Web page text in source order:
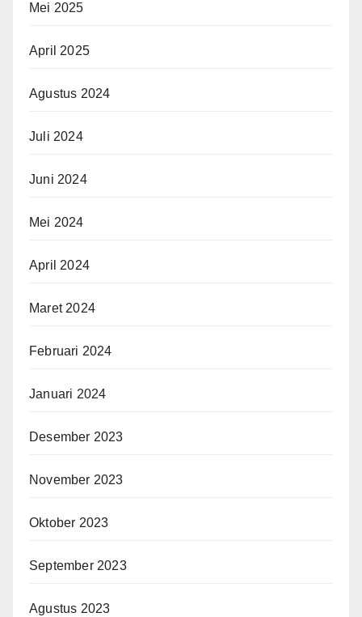
Mei 2025
April 2025
Agustus 2024
Juli 2024
Juni 2024
Mei 2024
April 2024
Maret 2024
Februari 2024
Januari 2024
Desember 2023
November 2023
Oktober 2023
September 2023
Agustus 2023